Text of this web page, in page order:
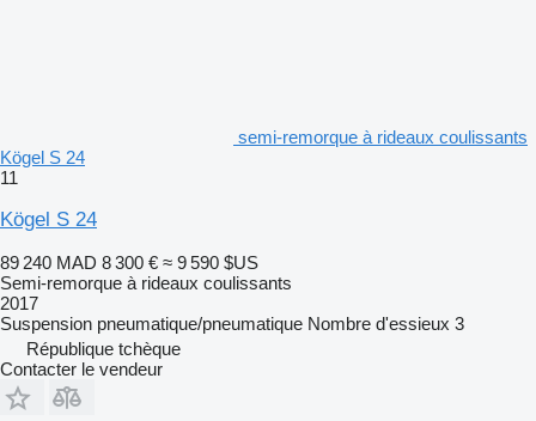
semi-remorque à rideaux coulissants
Kögel S 24
11
Kögel S 24
89 240 MAD 8 300 € ≈ 9 590 $US
Semi-remorque à rideaux coulissants
2017
Suspension pneumatique/pneumatique Nombre d'essieux 3
République tchèque
Contacter le vendeur